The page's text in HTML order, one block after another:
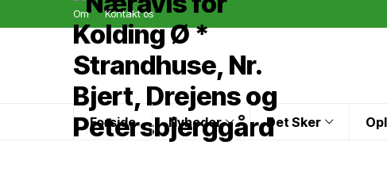
Om Kontakt os
Forside Nyheder Det Sker